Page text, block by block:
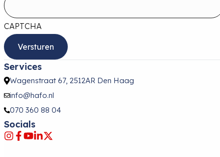
CAPTCHA
Services
Wagenstraat 67, 2512AR Den Haag
info@hafo.nl
070 360 88 04
Socials